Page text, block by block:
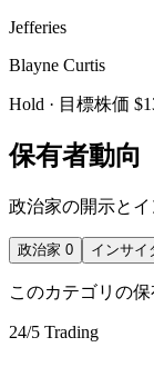
Jefferies
Blayne Curtis
Hold · 目標株価
保有者動向
政治家の開示とイ
政治家 0 インサイ
このカテゴリの
24/5 Trading